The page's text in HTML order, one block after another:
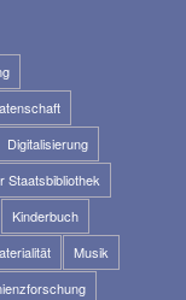
Digitalisierung
Staatsbibliothek
Kinderbuch
Musik